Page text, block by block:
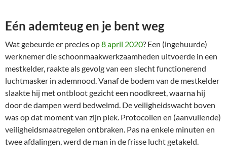
Eén ademteug en je bent weg
Wat gebeurde er precies op8 april 2020? Een (ingehuurde)
werknemer die schoonmaakwerkzaamheden uitvoerde in een
mestkelder, raakte als gevolg van een slecht functionerend
luchtmasker in ademnood. Vanaf de bodem van de mestkelder
slaakte hij met ontbloot gezicht een noodkreet, waarna hij
door de dampen werd bedwelmd. De veiligheidswacht boven
was op dat moment van zijn plek. Protocollen en (aanvullende)
veiligheidsmaatregelen ontbraken. Pas na enkele minuten en
twee afdalingen, werd de man in de frisse lucht getakeld.